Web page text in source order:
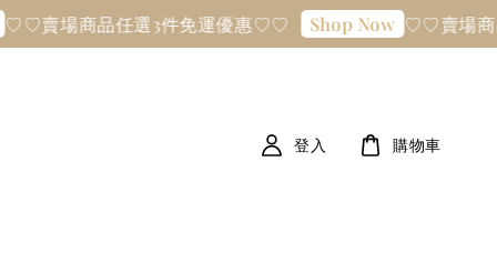
商品任選3件免運優惠♡♡ Shop Now ♡♡賣場商品任
登入 購物車